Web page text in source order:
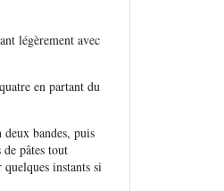
légèrement avec
en partant du
bandes, puis
pâtes tout
instants si